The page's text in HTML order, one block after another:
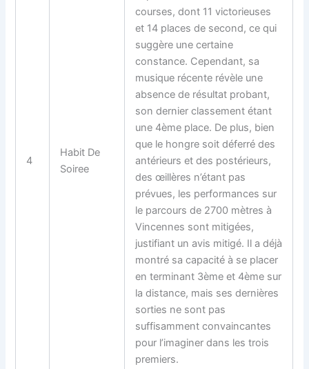
4
Habit De
Soiree
courses, dont 11 victorieuses
et 14 places de second, ce qui
suggère une certaine
constance. Cependant, sa
musique récente révèle une
absence de résultat probant,
son dernier classement étant
une 4ème place. De plus, bien
que le hongre soit déferré des
antérieurs et des postérieurs,
des œillères n’étant pas
prévues, les performances sur
le parcours de 2700 mètres à
Vincennes sont mitigées,
justifiant un avis mitigé. Il a déjà
montré sa capacité à se placer
en terminant 3ème et 4ème sur
la distance, mais ses dernières
sorties ne sont pas
suffisamment convaincantes
pour l’imaginer dans les trois
premiers.